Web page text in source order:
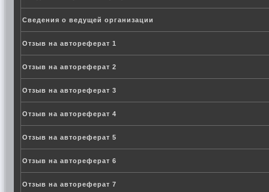
Сведения о ведущей организации
Отзыв на автореферат 1
Отзыв на автореферат 2
Отзыв на автореферат 3
Отзыв на автореферат 4
Отзыв на автореферат 5
Отзыв на автореферат 6
Отзыв на автореферат 7